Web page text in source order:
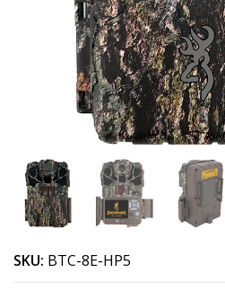
SKU: BTC-8E-HP5